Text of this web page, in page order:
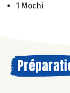
1 Mochi